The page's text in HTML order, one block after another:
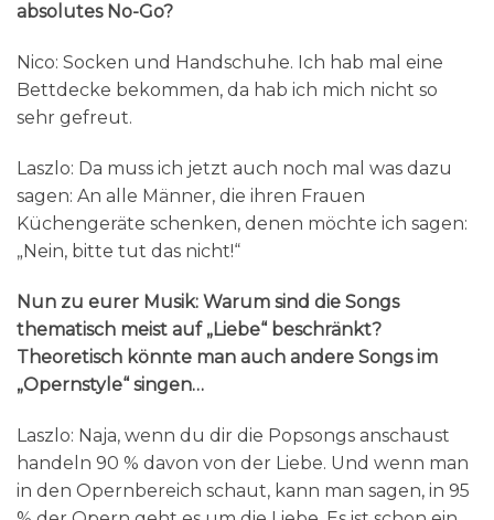
absolutes No-Go?
Nico: Socken und Handschuhe. Ich hab mal eine
Bettdecke bekommen, da hab ich mich nicht so
sehr gefreut.
Laszlo: Da muss ich jetzt auch noch mal was dazu
sagen: An alle Männer, die ihren Frauen
Küchengeräte schenken, denen möchte ich sagen:
„Nein, bitte tut das nicht!“
Nun zu eurer Musik: Warum sind die Songs
thematisch meist auf „Liebe“ beschränkt?
Theoretisch könnte man auch andere Songs im
„Opernstyle“ singen…
Laszlo: Naja, wenn du dir die Popsongs anschaust
handeln 90 % davon von der Liebe. Und wenn man
in den Opernbereich schaut, kann man sagen, in 95